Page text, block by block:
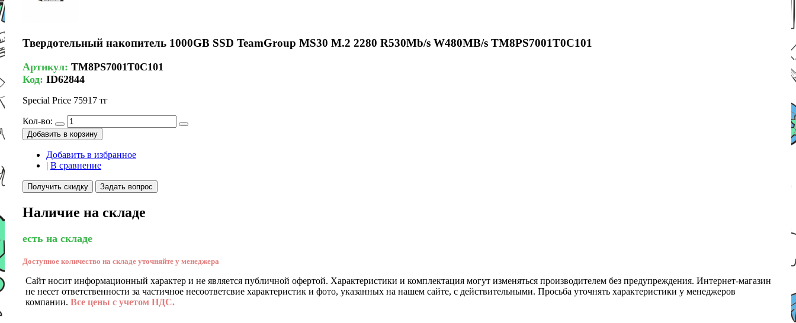
Твердотельный накопитель 1000GB SSD TeamGroup MS30 M.2 2280 R530Mb/s W480MB/s TM8PS7001T0C101
Артикул: TM8PS7001T0C101
Код: ID62844
Special Price 75917 тг
Кол-во:
Добавить в корзину
Добавить в избранное
| В сравнение
Получить скидку Задать вопрос
Наличие на складе
есть на складе
Доступное количество на складе уточняйте у менеджера
Сайт носит информационный характер и не является публичной офертой. Характеристики и комплектация могут изменяться производителем без предупреждения. Интернет-магазин
не несет ответственности за частичное несоответсвие характеристик и фото, указанных на нашем сайте, с действительными. Просьба уточнять характеристики у менеджеров
компании. Все цены с учетом НДС.